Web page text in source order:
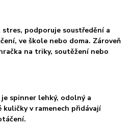
podporuje soustředění a
ve škole nebo doma. Zároveň
na triky, soutěžení nebo
spinner lehký, odolný a
v ramenech přidávají